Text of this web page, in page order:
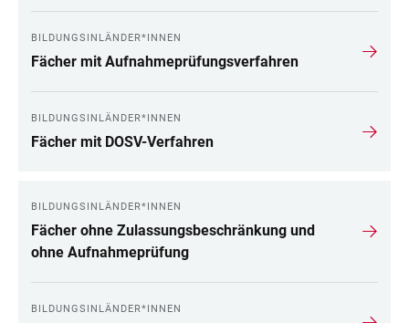
BILDUNGSINLÄNDER*INNEN
Fächer mit Aufnahmeprüfungsverfahren
BILDUNGSINLÄNDER*INNEN
Fächer mit DOSV-Verfahren
BILDUNGSINLÄNDER*INNEN
Fächer ohne Zulassungsbeschränkung und
ohne Aufnahmeprüfung
BILDUNGSINLÄNDER*INNEN